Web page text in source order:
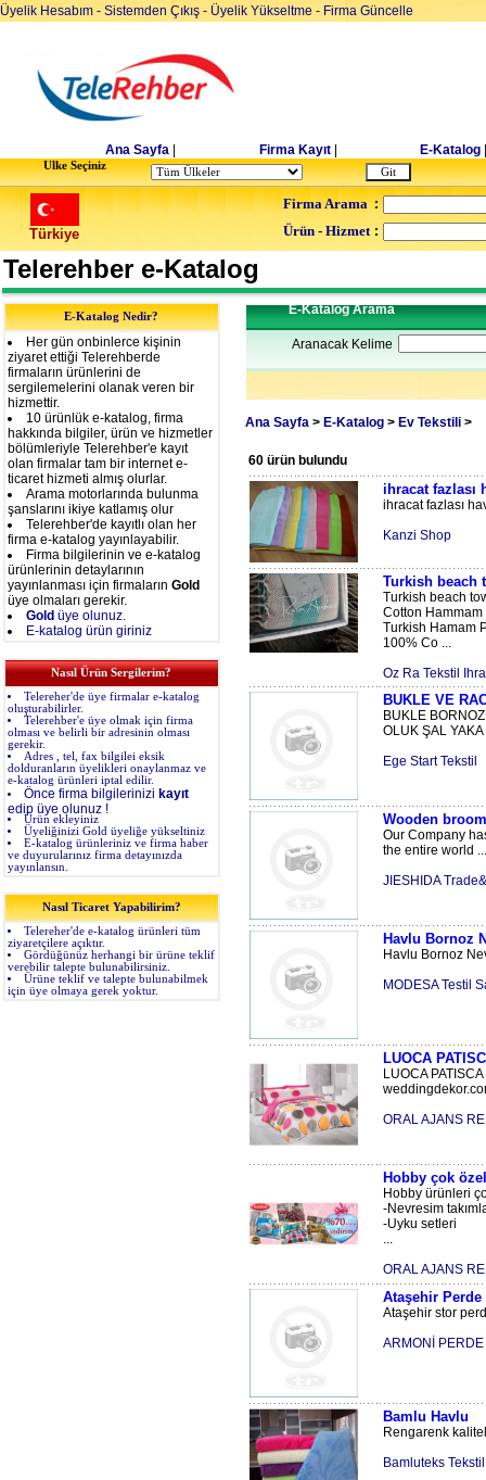
Üyelik Hesabım - Sistemden Çıkış - Üyelik Yükseltme - Firma Güncelle
Ana Sayfa Firma Kayıt E-Katalog
Ulke Seçiniz
Türkiye
Firma Arama :
Ürün - Hizmet :
Telerehber e-Katalog
E-Katalog Nedir?
Her gün onbinlerce kişinin
ziyaret ettiği Telerehberde
firmaların ürünlerini de
sergilemelerini olanak veren bir
hizmettir.
10 ürünlük e-katalog, firma
hakkında bilgiler, ürün ve hizmetler
bölümleriyle Telerehber'e kayıt
olan firmalar tam bir internet e-
ticaret hizmeti almış olurlar.
Arama motorlarında bulunma
şanslarını ikiye katlamış olur
Telerehber'de kayıtlı olan her
firma e-katalog yayınlayabilir.
Firma bilgilerinin ve e-katalog
ürünlerinin detaylarının
yayınlanması için firmaların Gold
üye olmaları gerekir.
Gold üye olunuz.
E-katalog ürün giriniz
Nasıl Ürün Sergilerim?
Telereher'de üye firmalar e-katalog
oluşturabilirler.
Telerehber'e üye olmak için firma
olması ve belirli bir adresinin olması
gerekir.
Adres , tel, fax bilgilei eksik
dolduranların üyelikleri onaylanmaz ve
e-katalog ürünleri iptal edilir.
Önce firma bilgilerinizi kayıt
edip üye olunuz !
Ürün ekleyiniz
Üyeliğinizi Gold üyeliğe yükseltiniz
E-katalog ürünleriniz ve firma haber
ve duyurularınız firma detayınızda
yayınlansın.
Nasıl Ticaret Yapabilirim?
Telereher'de e-katalog ürünleri tüm
ziyaretçilere açıktır.
Gördüğünüz herhangi bir ürüne teklif
verebilir talepte bulunabilirsiniz.
Ürüne teklif ve talepte bulunabilmek
için üye olmaya gerek yoktur.
E-Katalog Arama
Aranacak Kelime
Ana Sayfa > E-Katalog > Ev Tekstili >
60 ürün bulundu
ihracat fazlası
ihracat fazlası
Kanzi Shop
Turkish beach
Turkish beach
Cotton
Turkish Hamam
100% Co ...
Oz Ra Tekstil
BUKLE VE
BUKLE
OLUK ŞAL
Ege Start Tekstil
Wooden
Our Company
the entire world
JIESHIDA
Havlu Bornoz
Havlu Bornoz
MODESA Testil
LUOCA
LUOCA
ORAL AJANS
Hobby çok
Hobby ürünleri
-Nevresim
-Uyku setleri
...
ORAL AJANS
Ataşehir Perde
Ataşehir stor
ARMONİ PERDE
Bamlu Havlu
Rengarenk
Bamluteks Tekstil